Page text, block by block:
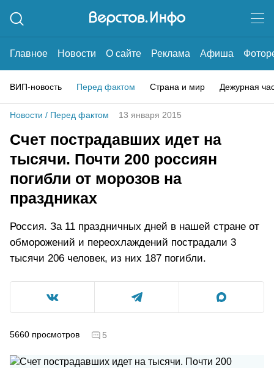
Главное Новости О сайте Реклама Афиша
ВИП-новость Перед фактом Страна и мир Дежурная
Новости / Перед фактом 13 января 2015
Счет пострадавших идет на
тысячи. Почти 200 россиян
погибли от морозов на
праздниках
Россия. За 11 праздничных дней в нашей стране от
обморожений и переохлаждений пострадали 3
тысячи 206 человек, из них 187 погибли.
5660 просмотров 5